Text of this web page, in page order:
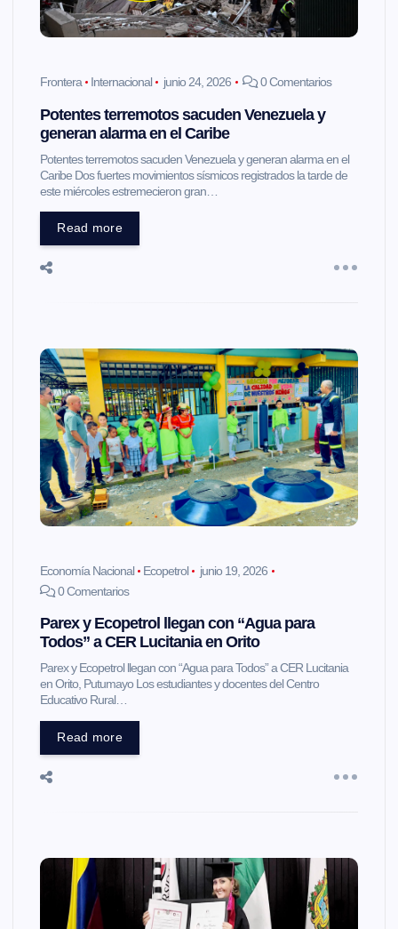
Frontera Internacional junio 24, 2026 0 Comentarios
Potentes terremotos sacuden Venezuela y
generan alarma en el Caribe
Potentes terremotos sacuden Venezuela y generan alarma en el
Caribe Dos fuertes movimientos sísmicos registrados la tarde de
este miércoles estremecieron gran…
Read more
Economía Nacional Ecopetrol
junio 19, 2026
0 Comentarios
Parex y Ecopetrol llegan con “Agua para
Todos” a CER Lucitania en Orito
Parex y Ecopetrol llegan con “Agua para Todos” a CER Lucitania
en Orito, Putumayo Los estudiantes y docentes del Centro
Educativo Rural…
Read more